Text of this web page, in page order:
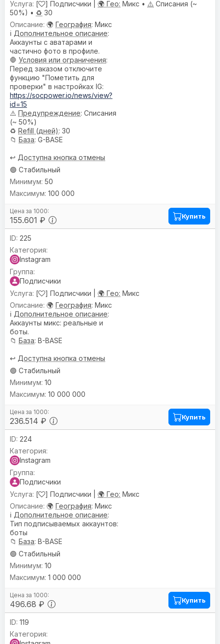
[ ] Подписчики | 🌍 Гео: Микс • ⚠️ Списания (~
50%) • ♻️ 30
🌍 География: Микс
ℹ️ Дополнительное описание:
Аккаунты с аватарами и
частично фото в профиле.
🛑 Условия или ограничения:
Перед заказом отключите
функцию "Пометить для
проверки" в настройках IG:
https://socpower.io/news/view?
id=15
⚠️ Предупреждениe: Списания
(~ 50%)
♻️ Refill (дней): 30
📁 База: G-BASE
↩️ Доступна кнопка отмены
🟢 Стабильный
155.601 ₽
50
100 000
Купить
225
Instagram
Подписчики
[
] Подписчики | 🌍 Гео: Микс
🌍 География: Микс
ℹ️ Дополнительное описание:
Аккаунты микс: реальные и
боты.
📁 База: B-BASE
↩️ Доступна кнопка отмены
🟢 Стабильный
236.514 ₽
10
10 000 000
Купить
224
Instagram
Подписчики
[
] Подписчики | 🌍 Гео: Микс
🌍 География: Микс
ℹ️ Дополнительное описание:
Тип подписываемых аккаунтов:
боты
📁 База: B-BASE
🟢 Стабильный
496.68 ₽
10
1 000 000
Купить
119